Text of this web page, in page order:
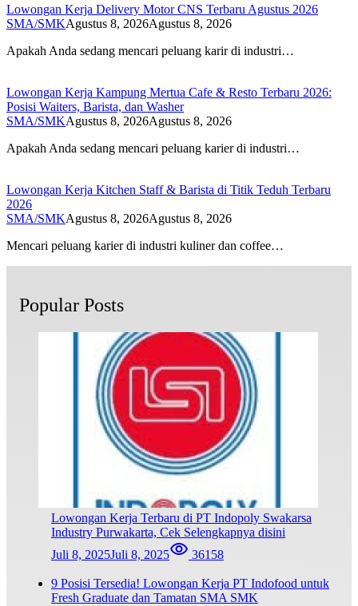
Lowongan Kerja Delivery Motor CNS Terbaru Agustus 2026
SMA/SMKAgustus 8, 2026Agustus 8, 2026
Apakah Anda sedang mencari peluang karir di industri…
Lowongan Kerja Kampung Mertua Cafe & Resto Terbaru 2026:
Posisi Waiters, Barista, dan Washer
SMA/SMKAgustus 8, 2026Agustus 8, 2026
Apakah Anda sedang mencari peluang karier di industri…
Lowongan Kerja Kitchen Staff & Barista di Titik Teduh Terbaru
2026
SMA/SMKAgustus 8, 2026Agustus 8, 2026
Mencari peluang karier di industri kuliner dan coffee…
Popular Posts
Lowongan Kerja Terbaru di PT Indopoly Swakarsa
Industry Purwakarta, Cek Selengkapnya disini
Juli 8, 2025Juli 8, 2025 36158
9 Posisi Tersedia! Lowongan Kerja PT Indofood untuk
Fresh Graduate dan Tamatan SMA SMK